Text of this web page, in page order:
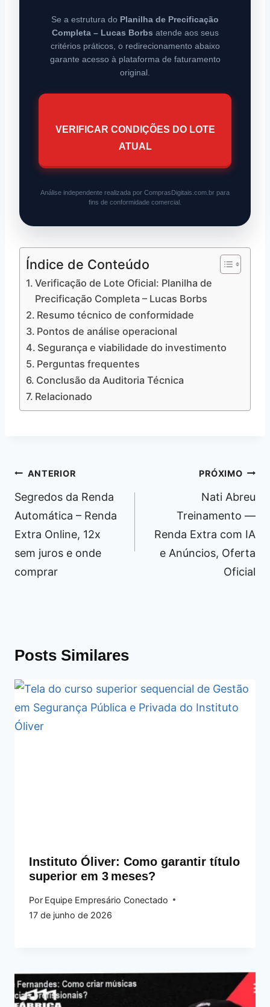
Se a estrutura do Planilha de Precificação
Completa – Lucas Borbs atende aos seus
critérios práticos, o redirecionamento abaixo
garante acesso à plataforma de faturamento
original.
VERIFICAR CONDIÇÕES DO LOTE
ATUAL
Análise independente realizada por ComprasDigitais.com.br para
fins de conformidade comercial.
Índice de Conteúdo
Verificação de Lote Oficial: Planilha de
Precificação Completa – Lucas Borbs
Resumo técnico de conformidade
Pontos de análise operacional
Segurança e viabilidade do investimento
Perguntas frequentes
Conclusão da Auditoria Técnica
Relacionado
Navegação
de
Post
ANTERIOR
Segredos da Renda
Automática – Renda
Extra Online, 12x
sem juros e onde
comprar
PRÓXIMO
Nati Abreu
Treinamento —
Renda Extra com IA
e Anúncios, Oferta
Oficial
Posts Similares
Instituto Óliver: Como garantir título
superior em 3 meses?
Por Equipe Empresário Conectado
17 de junho de 2026